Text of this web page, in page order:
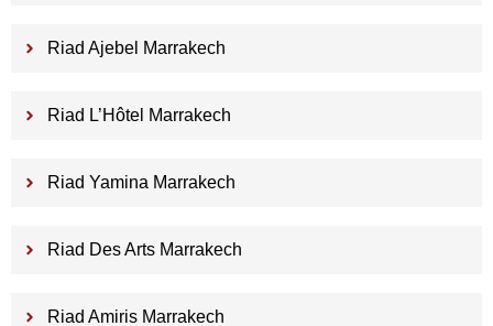
Riad Ajebel Marrakech
Riad L’Hôtel Marrakech
Riad Yamina Marrakech
Riad Des Arts Marrakech
Riad Amiris Marrakech